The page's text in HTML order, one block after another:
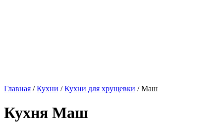
Главная /Кухни /Кухни для хрущевки / Маш
Кухня Маш